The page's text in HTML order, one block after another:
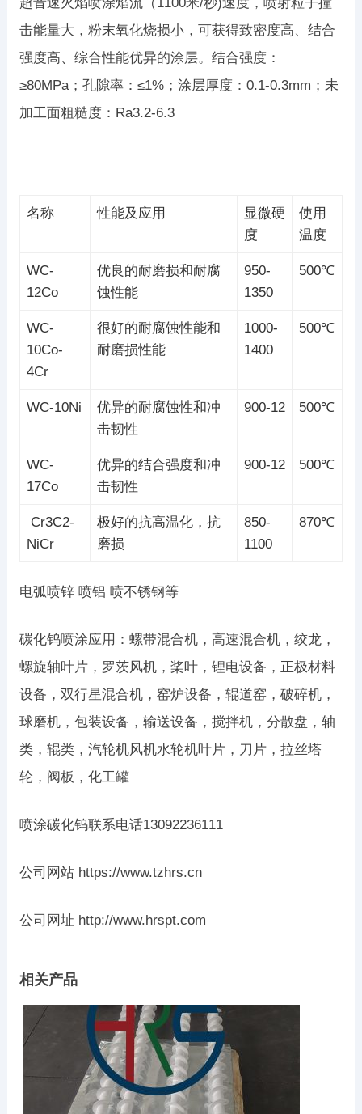
击能量大，粉末氧化烧损小，可获得致密度高、结合
强度高、综合性能优异的涂层。结合强度：
≥80MPa；孔隙率：≤1%；涂层厚度：0.1-0.3mm；未
加工面粗糙度：Ra3.2-6.3
名称 性能及应用
显微硬
度
使用
温度
WC-
12Co
优良的耐磨损和耐腐
蚀性能
950-
1350
500℃
WC-
10Co-
4Cr
很好的耐腐蚀性能和
耐磨损性能
1000-
1400
500℃
WC-10Ni
优异的耐腐蚀性和冲
击韧性
900-12 500℃
WC-
17Co
优异的结合强度和冲
击韧性
900-12 500℃
Cr3C2-
NiCr
极好的抗高温化，抗
磨损
850-
1100
870℃
电弧喷锌 喷铝 喷不锈钢等
碳化钨喷涂应用：螺带混合机，高速混合机，绞龙，
螺旋轴叶片，罗茨风机，桨叶，锂电设备，正极材料
设备，双行星混合机，窑炉设备，辊道窑，破碎机，
球磨机，包装设备，输送设备，搅拌机，分散盘，轴
类，辊类，汽轮机风机水轮机叶片，刀片，拉丝塔
轮，阀板，化工罐
喷涂碳化钨联系电话13092236111
公司网站 https://www.tzhrs.cn
公司网址 http://www.hrspt.com
相关产品